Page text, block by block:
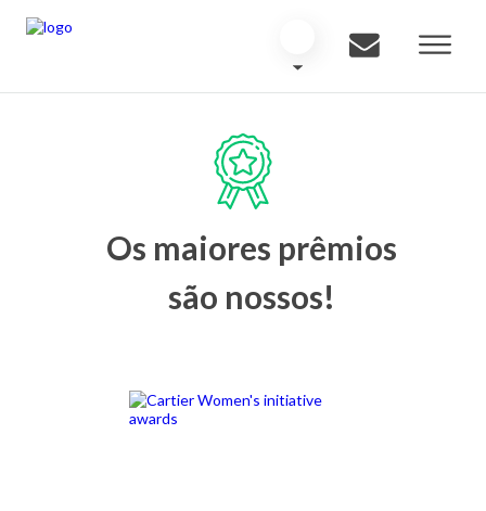
Os maiores prêmios
são nossos!